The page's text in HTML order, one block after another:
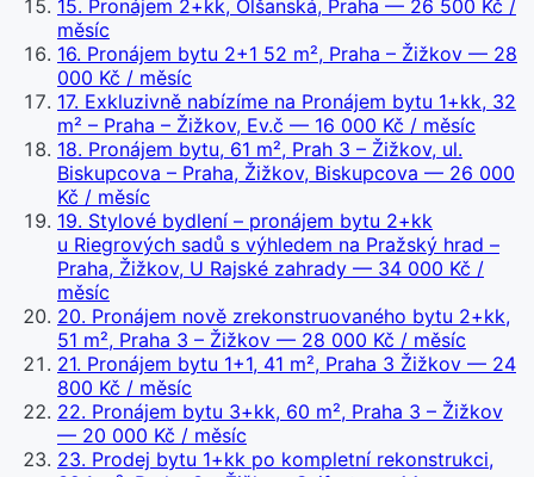
15. Pronájem 2+kk, Olšanská, Praha — 26 500 Kč /
měsíc
16. Pronájem bytu 2+1 52 m², Praha – Žižkov — 28
000 Kč / měsíc
17. Exkluzivně nabízíme na Pronájem bytu 1+kk, 32
m² – Praha – Žižkov, Ev.č — 16 000 Kč / měsíc
18. Pronájem bytu, 61 m², Prah 3 – Žižkov, ul.
Biskupcova – Praha, Žižkov, Biskupcova — 26 000
Kč / měsíc
19. Stylové bydlení – pronájem bytu 2+kk
u Riegrových sadů s výhledem na Pražský hrad –
Praha, Žižkov, U Rajské zahrady — 34 000 Kč /
měsíc
20. Pronájem nově zrekonstruovaného bytu 2+kk,
51 m², Praha 3 – Žižkov — 28 000 Kč / měsíc
21. Pronájem bytu 1+1, 41 m², Praha 3 Žižkov — 24
800 Kč / měsíc
22. Pronájem bytu 3+kk, 60 m², Praha 3 – Žižkov
— 20 000 Kč / měsíc
23. Prodej bytu 1+kk po kompletní rekonstrukci,